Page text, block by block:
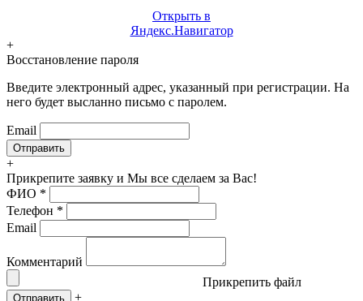
Открыть в
Яндекс.Навигатор
+
Восстановление пароля
Введите электронный адрес, указанный при регистрации. На
него будет высланно письмо с паролем.
Email
+
Прикрепите заявку и Мы все сделаем за Вас!
ФИО *
Телефон *
Email
Комментарий
Прикрепить файл
Отправить +